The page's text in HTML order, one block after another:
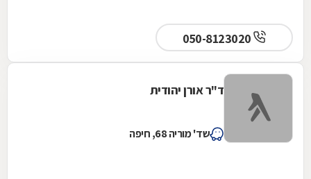
ד"ר אורן יהודית
שד' מוריה 68, חיפה